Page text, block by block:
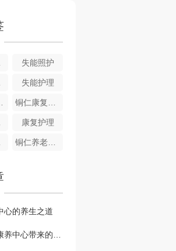
失能照护
失能护理
理 铜仁康复护理
康复护理
铜仁养老服务
心的养生之道
体验铜仁康养中心带来的身心愉悦